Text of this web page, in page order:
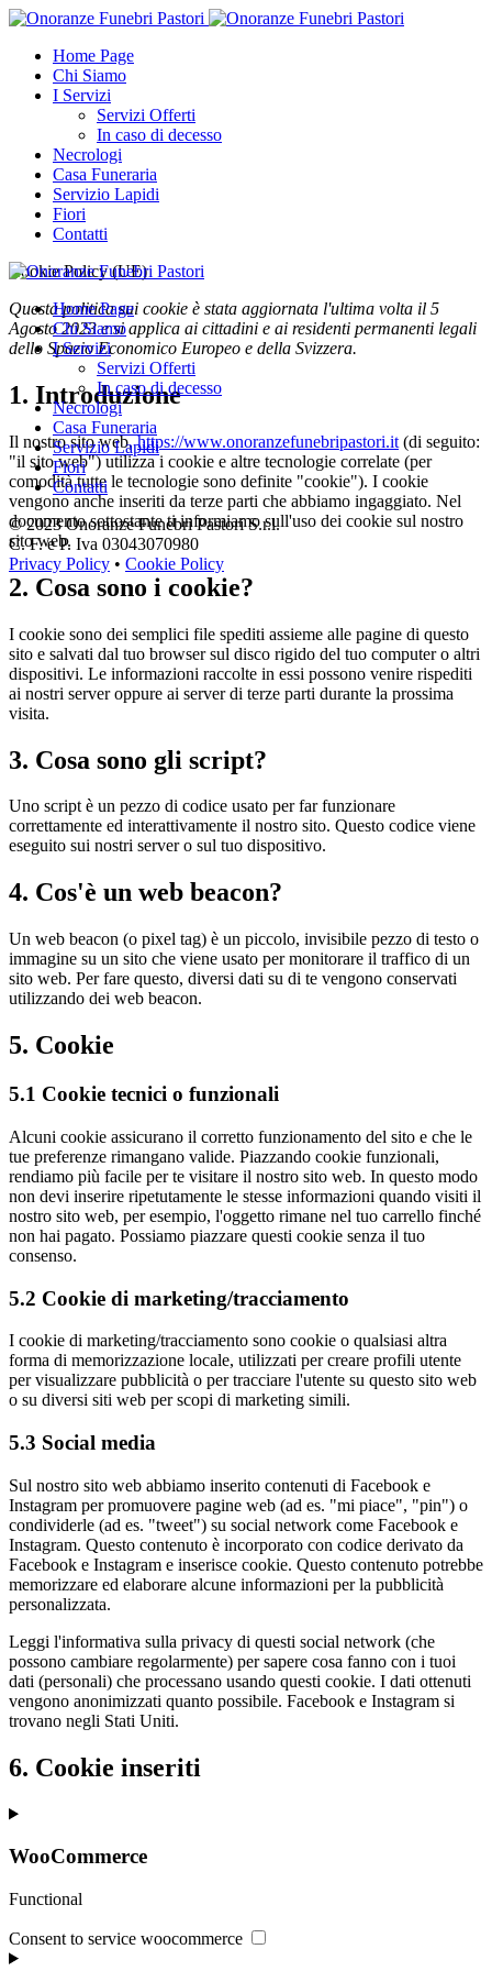
Home Page
Chi Siamo
I Servizi
Servizi Offerti
In caso di decesso
Necrologi
Casa Funeraria
Servizio Lapidi
Fiori
Contatti
Home Page
Chi Siamo
I Servizi
Servizi Offerti
In caso di decesso
Necrologi
Casa Funeraria
Servizio Lapidi
Fiori
Contatti
© 2023 Onoranze Funebri Pastori S.r.l.
C. F. e P. Iva 03043070980
Privacy Policy • Cookie Policy
Cookie Policy (UE)
Questa politica sui cookie è stata aggiornata l'ultima volta il 5
Agosto 2023 e si applica ai cittadini e ai residenti permanenti legali
dello Spazio Economico Europeo e della Svizzera.
1. Introduzione
Il nostro sito web,https://www.onoranzefunebripastori.it (di seguito:
"il sito web") utilizza i cookie e altre tecnologie correlate (per
comodità tutte le tecnologie sono definite "cookie"). I cookie
vengono anche inseriti da terze parti che abbiamo ingaggiato. Nel
documento sottostante ti informiamo sull'uso dei cookie sul nostro
sito web.
2. Cosa sono i cookie?
I cookie sono dei semplici file spediti assieme alle pagine di questo
sito e salvati dal tuo browser sul disco rigido del tuo computer o altri
dispositivi. Le informazioni raccolte in essi possono venire rispediti
ai nostri server oppure ai server di terze parti durante la prossima
visita.
3. Cosa sono gli script?
Uno script è un pezzo di codice usato per far funzionare
correttamente ed interattivamente il nostro sito. Questo codice viene
eseguito sui nostri server o sul tuo dispositivo.
4. Cos'è un web beacon?
Un web beacon (o pixel tag) è un piccolo, invisibile pezzo di testo o
immagine su un sito che viene usato per monitorare il traffico di un
sito web. Per fare questo, diversi dati su di te vengono conservati
utilizzando dei web beacon.
5. Cookie
5.1 Cookie tecnici o funzionali
Alcuni cookie assicurano il corretto funzionamento del sito e che le
tue preferenze rimangano valide. Piazzando cookie funzionali,
rendiamo più facile per te visitare il nostro sito web. In questo modo
non devi inserire ripetutamente le stesse informazioni quando visiti il
nostro sito web, per esempio, l'oggetto rimane nel tuo carrello finché
non hai pagato. Possiamo piazzare questi cookie senza il tuo
consenso.
5.2 Cookie di marketing/tracciamento
I cookie di marketing/tracciamento sono cookie o qualsiasi altra
forma di memorizzazione locale, utilizzati per creare profili utente
per visualizzare pubblicità o per tracciare l'utente su questo sito web
o su diversi siti web per scopi di marketing simili.
5.3 Social media
Sul nostro sito web abbiamo inserito contenuti di Facebook e
Instagram per promuovere pagine web (ad es. "mi piace", "pin") o
condividerle (ad es. "tweet") su social network come Facebook e
Instagram. Questo contenuto è incorporato con codice derivato da
Facebook e Instagram e inserisce cookie. Questo contenuto potrebbe
memorizzare ed elaborare alcune informazioni per la pubblicità
personalizzata.
Leggi l'informativa sulla privacy di questi social network (che
possono cambiare regolarmente) per sapere cosa fanno con i tuoi
dati (personali) che processano usando questi cookie. I dati ottenuti
vengono anonimizzati quanto possibile. Facebook e Instagram si
trovano negli Stati Uniti.
6. Cookie inseriti
WooCommerce
Functional
Consent to service woocommerce